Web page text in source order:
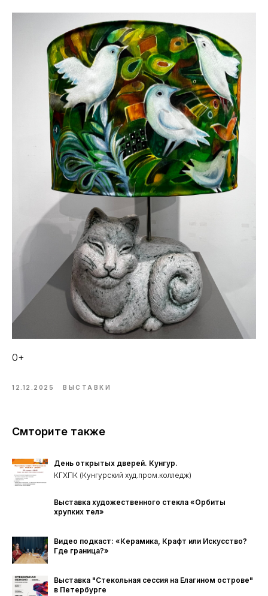
0+
12.12.2025 ВЫСТАВКИ
Смторите также
День открытых дверей. Кунгур.
КГХПК (Кунгурский худ.пром.колледж)
Выставка художественного стекла «Орбиты
хрупких тел»
Видео подкаст: «Керамика, Крафт или Искусство?
Где граница?»
Выставка "Стекольная сессия на Елагином острове"
в Петербурге